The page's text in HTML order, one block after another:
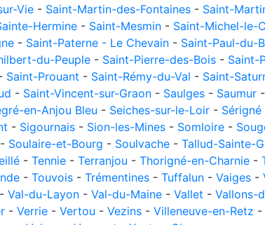
Vie - Saint-Martin-des-Fontaines - Saint-
Hermine - Saint-Mesmin - Saint-Michel-le-
- Saint-Paterne - Le Chevain - Saint-Paul-du-
du-Peuple - Saint-Pierre-des-Bois - Saint-
Saint-Prouant - Saint-Rémy-du-Val - Saint-
- Saint-Vincent-sur-Graon - Saulges - Saumur -
en-Anjou Bleu - Seiches-sur-le-Loir - Sérigné
- Sigournais - Sion-les-Mines - Somloire -
- Soulaire-et-Bourg - Soulvache - Tallud-Sainte-
- Tennie - Terranjou - Thorigné-en-Charnie -
- Touvois - Trémentines - Tuffalun - Vaiges -
- Val-du-Layon - Val-du-Maine - Vallet - Vallons-
- Verrie - Vertou - Vezins - Villeneuve-en-Retz -